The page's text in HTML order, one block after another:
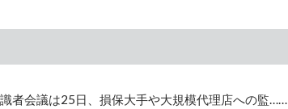
者会議は25日、損保大手や大規模代理店への監……